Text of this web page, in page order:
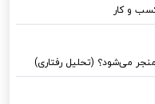
و کار
می‌شود؟ (تحلیل رفتاری)